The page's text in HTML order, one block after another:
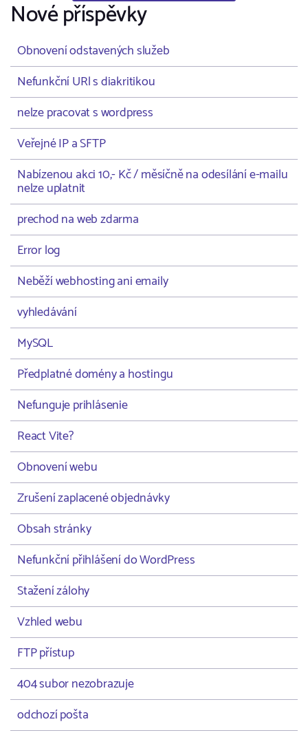
Nové příspěvky
Obnovení odstavených služeb
Nefunkční URl s diakritikou
nelze pracovat s wordpress
Veřejné IP a SFTP
Nabízenou akci 10,- Kč / měsíčně na odesílání e-mailu
nelze uplatnit
prechod na web zdarma
Error log
Neběží webhosting ani emaily
vyhledávání
MySQL
Předplatné domény a hostingu
Nefunguje prihlásenie
React Vite?
Obnovení webu
Zrušení zaplacené objednávky
Obsah stránky
Nefunkční přihlášení do WordPress
Stažení zálohy
Vzhled webu
FTP přístup
404 subor nezobrazuje
odchozí pošta